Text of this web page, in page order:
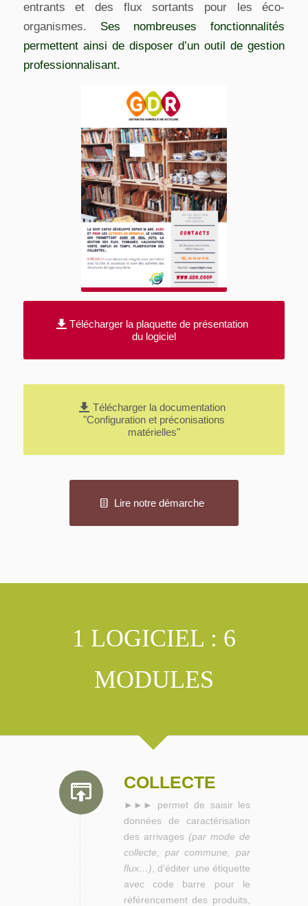
entrants et des flux sortants pour les éco-
organismes. Ses nombreuses fonctionnalités
permettent ainsi de disposer d’un outil de gestion
professionnalisant.
Télécharger la plaquette de présentation
du logiciel
Télécharger la documentation
"Configuration et préconisations
matérielles"
Lire notre démarche
1 LOGICIEL : 6
MODULES
COLLECTE
►►► permet de saisir les
données de caractérisation
des arrivages (par mode de
collecte, par commune, par
flux…) , d’éditer une étiquette
avec code barre pour le
référencement des produits,